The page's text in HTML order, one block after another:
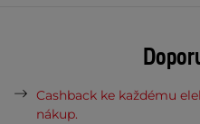
Cashback ke každému
nákup.